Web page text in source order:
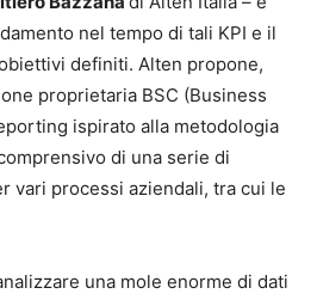
nel tempo di tali KPI e il
definiti. Alten propone,
proprietaria BSC (Business
ispirato alla metodologia
di una serie di
vari processi aziendali, tra cui le
una mole enorme di dati